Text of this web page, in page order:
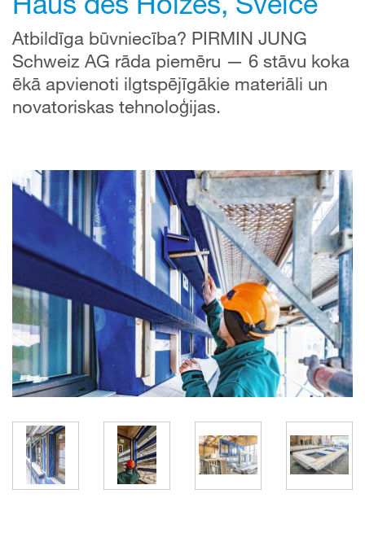
Atbildīga būvniecība? PIRMIN JUNG
Schweiz AG rāda piemēru — 6 stāvu koka
ēkā apvienoti ilgtspējīgākie materiāli un
novatoriskas tehnoloģijas.